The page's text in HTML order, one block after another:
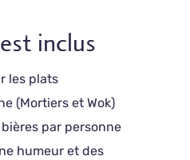
inclus
les plats
(Mortiers et Wok)
par personne
humeur et des